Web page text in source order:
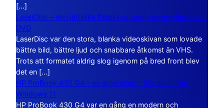
[…]
LaserDisc – den jättelika filmskivan som visade vägen mot
DVD
LaserDisc var den stora, blanka videoskivan som lovade
bättre bild, bättre ljud och snabbare åtkomst än VHS.
Trots att formatet aldrig slog igenom på bred front blev
det en […]
HP ProBook 430 G4 – en arbetsdator från tiden före
Windows 11
HP ProBook 430 G4 var en gång en modern och